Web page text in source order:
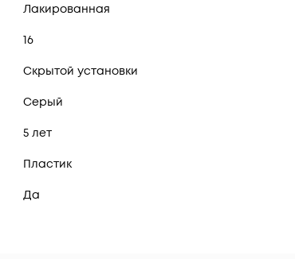
Лакированная
16
Скрытой установки
Серый
5 лет
Пластик
Да